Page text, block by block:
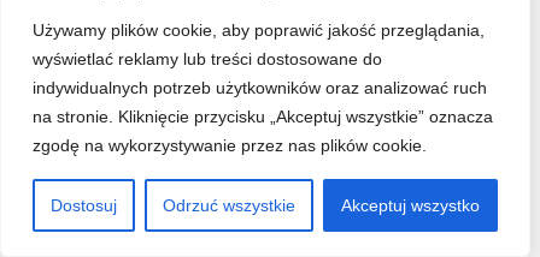
Używamy plików cookie, aby poprawić jakość przeglądania,
wyświetlać reklamy lub treści dostosowane do
indywidualnych potrzeb użytkowników oraz analizować ruch
na stronie. Kliknięcie przycisku „Akceptuj wszystkie” oznacza
zgodę na wykorzystywanie przez nas plików cookie.
Dostosuj Odrzuć wszystkie Akceptuj wszystko
WNĘTRZA LIFESTYLE
Ściana telewizyjna, która nie
przytłacza wnętrza –